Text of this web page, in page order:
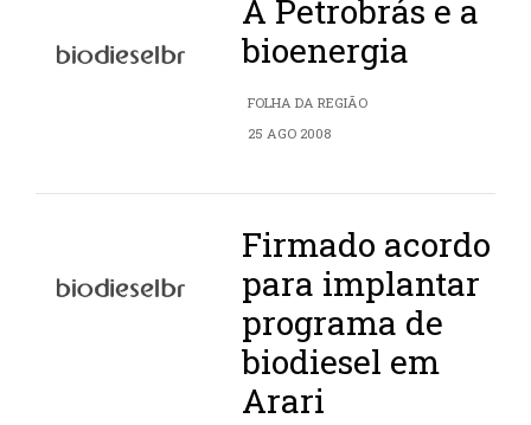
A Petrobrás e a
bioenergia
FOLHA DA REGIÃO
25 AGO 2008
Firmado acordo
para implantar
programa de
biodiesel em
Arari